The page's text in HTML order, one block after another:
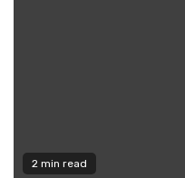
2 min read